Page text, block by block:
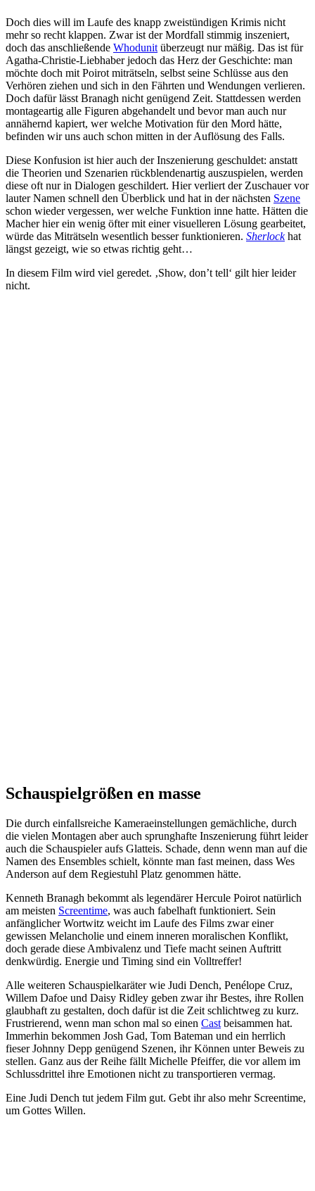
Doch dies will im Laufe des knapp zweistündigen Krimis nicht
mehr so recht klappen. Zwar ist der Mordfall stimmig inszeniert,
doch das anschließende Whodunitüberzeugt nur mäßig. Das ist für
Agatha-Christie-Liebhaber jedoch das Herz der Geschichte: man
möchte doch mit Poirot miträtseln, selbst seine Schlüsse aus den
Verhören ziehen und sich in den Fährten und Wendungen verlieren.
Doch dafür lässt Branagh nicht genügend Zeit. Stattdessen werden
montageartig alle Figuren abgehandelt und bevor man auch nur
annähernd kapiert, wer welche Motivation für den Mord hätte,
befinden wir uns auch schon mitten in der Auflösung des Falls.
Diese Konfusion ist hier auch der Inszenierung geschuldet: anstatt
die Theorien und Szenarien rückblendenartig auszuspielen, werden
diese oft nur in Dialogen geschildert. Hier verliert der Zuschauer vor
lauter Namen schnell den Überblick und hat in der nächsten Szene
schon wieder vergessen, wer welche Funktion inne hatte. Hätten die
Macher hier ein wenig öfter mit einer visuelleren Lösung gearbeitet,
würde das Miträtseln wesentlich besser funktionieren. Sherlockhat
längst gezeigt, wie so etwas richtig geht…
In diesem Film wird viel geredet. ‚Show, don’t tell‘ gilt hier leider
nicht.
Schauspielgrößen en masse
Die durch einfallsreiche Kameraeinstellungen gemächliche, durch
die vielen Montagen aber auch sprunghafte Inszenierung führt leider
auch die Schauspieler aufs Glatteis. Schade, denn wenn man auf die
Namen des Ensembles schielt, könnte man fast meinen, dass Wes
Anderson auf dem Regiestuhl Platz genommen hätte.
Kenneth Branagh bekommt als legendärer Hercule Poirot natürlich
am meisten Screentime, was auch fabelhaft funktioniert. Sein
anfänglicher Wortwitz weicht im Laufe des Films zwar einer
gewissen Melancholie und einem inneren moralischen Konflikt,
doch gerade diese Ambivalenz und Tiefe macht seinen Auftritt
denkwürdig. Energie und Timing sind ein Volltreffer!
Alle weiteren Schauspielkaräter wie Judi Dench, Penélope Cruz,
Willem Dafoe und Daisy Ridley geben zwar ihr Bestes, ihre Rollen
glaubhaft zu gestalten, doch dafür ist die Zeit schlichtweg zu kurz.
Frustrierend, wenn man schon mal so einen Cast beisammen hat.
Immerhin bekommen Josh Gad, Tom Bateman und ein herrlich
fieser Johnny Depp genügend Szenen, ihr Können unter Beweis zu
stellen. Ganz aus der Reihe fällt Michelle Pfeiffer, die vor allem im
Schlussdrittel ihre Emotionen nicht zu transportieren vermag.
Eine Judi Dench tut jedem Film gut. Gebt ihr also mehr Screentime,
um Gottes Willen.